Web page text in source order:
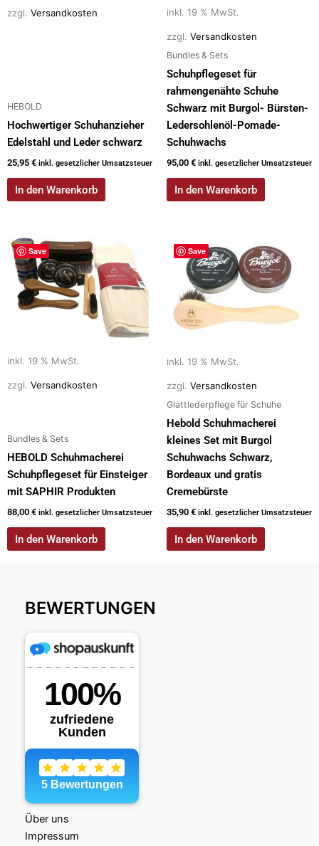
zzgl. Versandkosten
HEBOLD
Hochwertiger Schuhanzieher
Edelstahl und Leder schwarz
25,95 € inkl. gesetzlicher Umsatzsteuer
In den Warenkorb
inkl. 19 % MwSt.
zzgl. Versandkosten
Bundles & Sets
Schuhpflegeset für
rahmengenähte Schuhe
Schwarz mit Burgol- Bürsten-
Ledersohlenöl-Pomade-
Schuhwachs
95,00 € inkl. gesetzlicher Umsatzsteuer
In den Warenkorb
Save
inkl. 19 % MwSt.
zzgl. Versandkosten
Bundles & Sets
HEBOLD Schuhmacherei
Schuhpflegeset für Einsteiger
mit SAPHIR Produkten
88,00 € inkl. gesetzlicher Umsatzsteuer
In den Warenkorb
Save
inkl. 19 % MwSt.
zzgl. Versandkosten
Glattlederpflege für Schuhe
Hebold Schuhmacherei
kleines Set mit Burgol
Schuhwachs Schwarz,
Bordeaux und gratis
Cremebürste
35,90 € inkl. gesetzlicher Umsatzsteuer
In den Warenkorb
BEWERTUNGEN
Über uns
Impressum